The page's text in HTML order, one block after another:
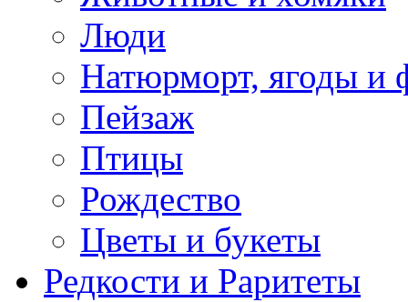
Люди
Натюрморт, ягоды и
Пейзаж
Птицы
Рождество
Цветы и букеты
Редкости и Раритеты